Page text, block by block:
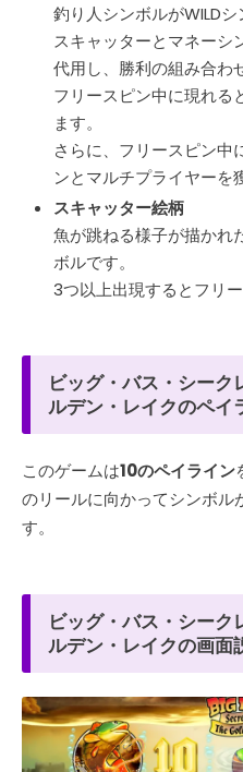
釣り人シンボルがWILDシ
スキャッターとマネーシ
代用し、勝利の組み合わ
フリースピン中に現れる
ます。
さらに、フリースピン中
ンとマルチプライヤーを
スキャッター絵柄
魚が跳ねる様子が描かれ
ボルです。
3つ以上出現するとフリ
ビッグ・バス・シー
ルデン・レイクのペイ
このゲームは10のペイライン
のリールに向かってシンボル
す。
ビッグ・バス・シー
ルデン・レイクの画面